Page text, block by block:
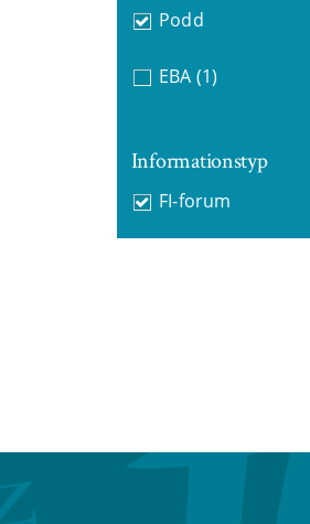
Podd
EBA (1)
Informationstyp
FI-forum